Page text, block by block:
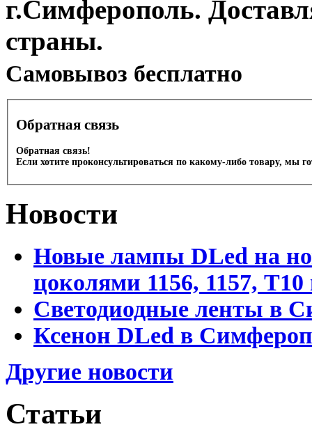
г.Симферополь.
страны.
Cамовывоз бесплатно
Обратная связь
Обратная связь!
Если хотите проконсультироваться по какому-либо товару, мы
Новости
Новые лампы DLed на
цоколями 1156, 1157,
Светодиодные ленты в
Ксенон DLed в
Другие новости
Статьи